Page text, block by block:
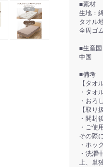
■素材
生地：
タオル
全周ゴ
■生産国
中国
■備考
【タオ
・タオ
・おろ
【取り
・開封
・ご使
その際
・ホッ
・洗濯
上、単